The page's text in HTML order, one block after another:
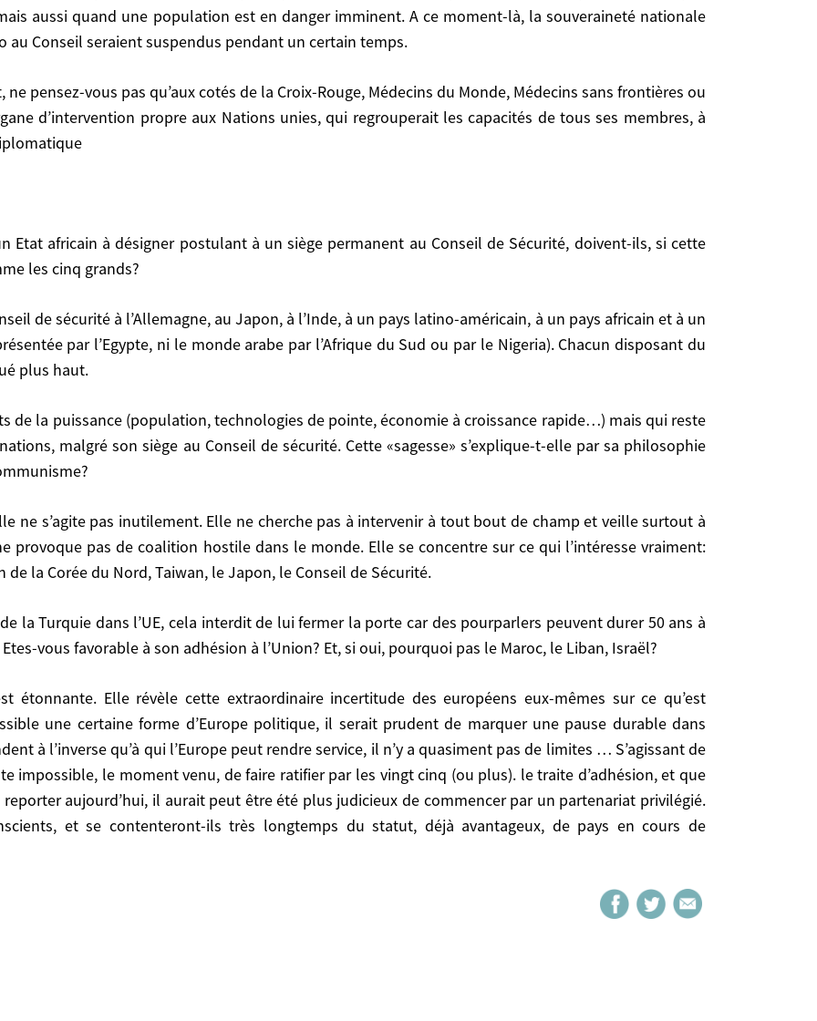
aussi quand une population est en danger imminent. A ce moment-là, la souveraineté nationale
au Conseil seraient suspendus pendant un certain temps.
d’intervention propre aux Nations unies, qui regrouperait les capacités de tous ses membres, à
les cinq grands?
par l’Egypte, ni le monde arabe par l’Afrique du Sud ou par le Nigeria). Chacun disposant du
plus haut.
malgré son siège au Conseil de sécurité. Cette «sagesse» s’explique-t-elle par sa philosophie
provoque pas de coalition hostile dans le monde. Elle se concentre sur ce qui l’intéresse vraiment:
de la Corée du Nord, Taiwan, le Japon, le Conseil de Sécurité.
vous favorable à son adhésion à l’Union? Et, si oui, pourquoi pas le Maroc, le Liban, Israël?
une certaine forme d’Europe politique, il serait prudent de marquer une pause durable dans
à l’inverse qu’à qui l’Europe peut rendre service, il n’y a quasiment pas de limites … S’agissant de
impossible, le moment venu, de faire ratifier par les vingt cinq (ou plus). le traite d’adhésion, et que
aujourd’hui, il aurait peut être été plus judicieux de commencer par un partenariat privilégié.
et se contenteront-ils très longtemps du statut, déjà avantageux, de pays en cours de
en danger imminent. A ce moment-là, la souveraineté nationale du pays concerné et l’usage du droit
certain temps.
propre aux Nations unies, qui regrouperait les capacités de tous ses membres, à tout moment?
l’Egypte, ni le monde arabe par l’Afrique du Sud ou par le Nigeria). Chacun disposant du veto, mais veto
siège au Conseil de sécurité. Cette «sagesse» s’explique-t-elle par sa philosophie traditionnelle que
coalition hostile dans le monde. Elle se concentre sur ce qui l’intéresse vraiment: les Etats-Unis, ses
le Japon, le Conseil de Sécurité.
à son adhésion à l’Union? Et, si oui, pourquoi pas le Maroc, le Liban, Israël?
d’Europe politique, il serait prudent de marquer une pause durable dans l’élargissement. Pour ceux
peut rendre service, il n’y a quasiment pas de limites … S’agissant de la Turquie, étant donné qu’il sera
par les vingt cinq (ou plus). le traite d’adhésion, et que cela provoquera la crise que l’on cherche à
de commencer par un partenariat privilégié. Mais, peut-être, les Turcs en sont-ils conscients, et
de pays en cours de négociation.
Multilatéraliste Française L’emporter